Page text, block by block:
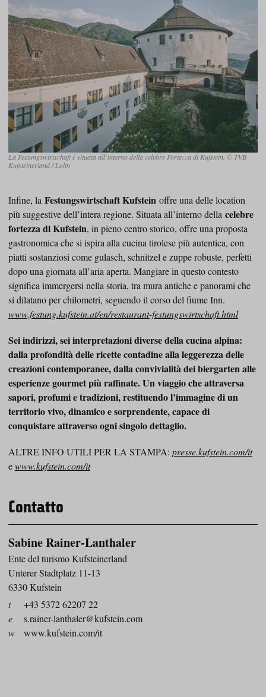
La Festungswirtschaft è situata all’interno della celebre Fortezza di Kufstein. © TVB
Kufsteinerland / Lolin
Infine, la Festungswirtschaft Kufstein offre una delle location
più suggestive dell’intera regione. Situata all’interno della celebre
fortezza di Kufstein, in pieno centro storico, offre una proposta
gastronomica che si ispira alla cucina tirolese più autentica, con
piatti sostanziosi come gulasch, schnitzel e zuppe robuste, perfetti
dopo una giornata all’aria aperta. Mangiare in questo contesto
significa immergersi nella storia, tra mura antiche e panorami che
si dilatano per chilometri, seguendo il corso del fiume Inn.
www.festung.kufstein.at/en/restaurant-festungswirtschaft.html
Sei indirizzi, sei interpretazioni diverse della cucina alpina:
dalla profondità delle ricette contadine alla leggerezza delle
creazioni contemporanee, dalla convivialità dei biergarten alle
esperienze gourmet più raffinate. Un viaggio che attraversa
sapori, profumi e tradizioni, restituendo l’immagine di un
territorio vivo, dinamico e sorprendente, capace di
conquistare attraverso ogni singolo dettaglio.
ALTRE INFO UTILI PER LA STAMPA: presse.kufstein.com/it
ewww.kufstein.com/it
Contatto
Sabine Rainer-Lanthaler
Ente del turismo Kufsteinerland
Unterer Stadtplatz 11-13
6330 Kufstein
t
+43 5372 62207 22
e
s.rainer-lanthaler@kufstein.com
w
www.kufstein.com/it